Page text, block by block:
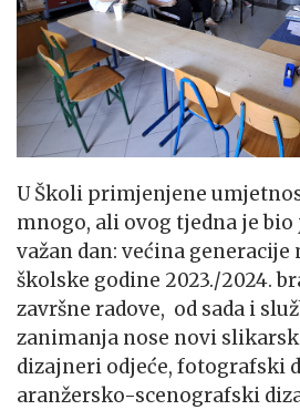
U Školi primjenjene
mnogo, ali ovog tjedna je bio
važan dan: većina
školske godine 2023./2024.
završne radove, od sada i
zanimanja nose novi
dizajneri odjeće, fotografski
aranžersko-scenografski